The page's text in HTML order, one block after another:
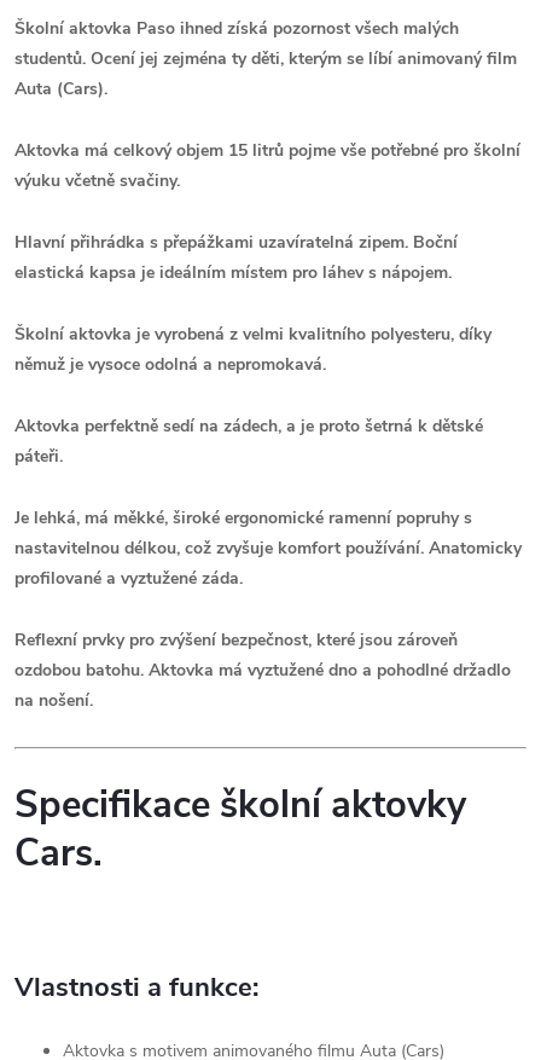
Školní aktovka Paso ihned získá pozornost všech malých
studentů. Ocení jej zejména ty děti, kterým se líbí animovaný film
Auta (Cars).
Aktovka má celkový objem 15 litrů pojme vše potřebné pro školní
výuku včetně svačiny.
Hlavní přihrádka s přepážkami uzavíratelná zipem. Boční
elastická kapsa je ideálním místem pro láhev s nápojem.
Školní aktovka je vyrobená z velmi kvalitního polyesteru, díky
němuž je vysoce odolná a nepromokavá.
Aktovka perfektně sedí na zádech, a je proto šetrná k dětské
páteři.
Je lehká, má měkké, široké ergonomické ramenní popruhy s
nastavitelnou délkou, což zvyšuje komfort používání. Anatomicky
profilované a vyztužené záda.
Reflexní prvky pro zvýšení bezpečnost, které jsou zároveň
ozdobou batohu. Aktovka má vyztužené dno a pohodlné držadlo
na nošení.
Specifikace školní aktovky
Cars.
Vlastnosti a funkce:
Aktovka s motivem animovaného filmu Auta (Cars)